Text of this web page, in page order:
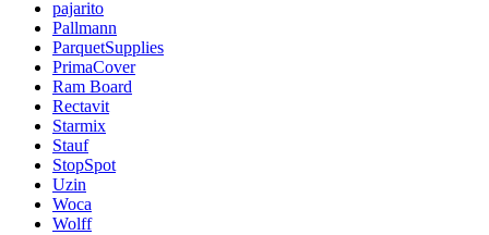
pajarito
Pallmann
ParquetSupplies
PrimaCover
Ram Board
Rectavit
Starmix
Stauf
StopSpot
Uzin
Woca
Wolff